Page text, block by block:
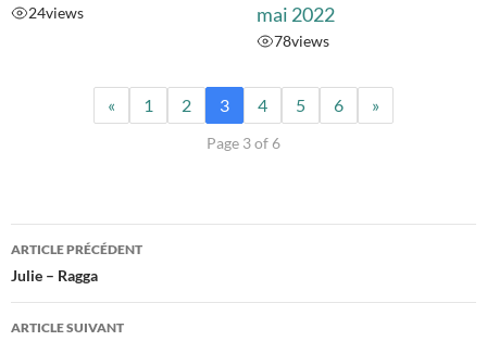
24views
mai 2022
78views
« 1 2 3 4 5 6 »
Page 3 of 6
Navigation
des
articles
ARTICLE PRÉCÉDENT
Julie – Ragga
ARTICLE SUIVANT